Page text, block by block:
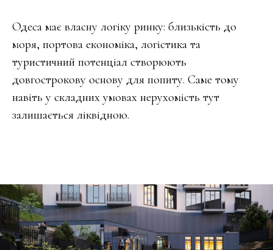
Одеса має власну логіку ринку: близькість до
моря, портова економіка, логістика та
туристичний потенціал створюють
довгострокову основу для попиту. Саме тому
навіть у складних умовах нерухомість тут
залишається ліквідною.